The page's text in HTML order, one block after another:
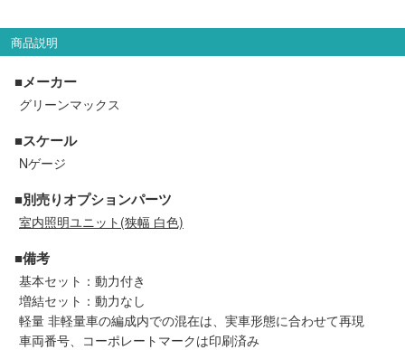
ご注文方法
ヘルプページ
お気に入りリスト
新規会員登録
会員ランクについて
商品説明
■メーカー
グリーンマックス
■スケール
Nゲージ
■別売りオプションパーツ
室内照明ユニット(狭幅 白色)
■備考
基本セット：動力付き
増結セット：動力なし
軽量 非軽量車の編成内での混在は、実車形態に合わせて再現
車両番号、コーポレートマークは印刷済み